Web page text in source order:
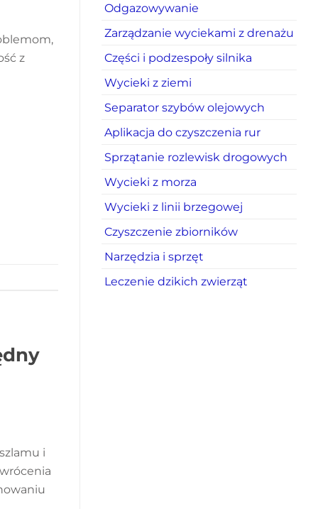
z
i
Odgazowywanie
Zarządzanie wyciekami z drenażu
Części i podzespoły silnika
Wycieki z ziemi
Separator szybów olejowych
Aplikacja do czyszczenia rur
Sprzątanie rozlewisk drogowych
Wycieki z morza
Wycieki z linii brzegowej
Czyszczenie zbiorników
Narzędzia i sprzęt
Leczenie dzikich zwierząt